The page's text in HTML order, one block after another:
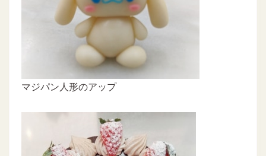
マジパン人形のアップ